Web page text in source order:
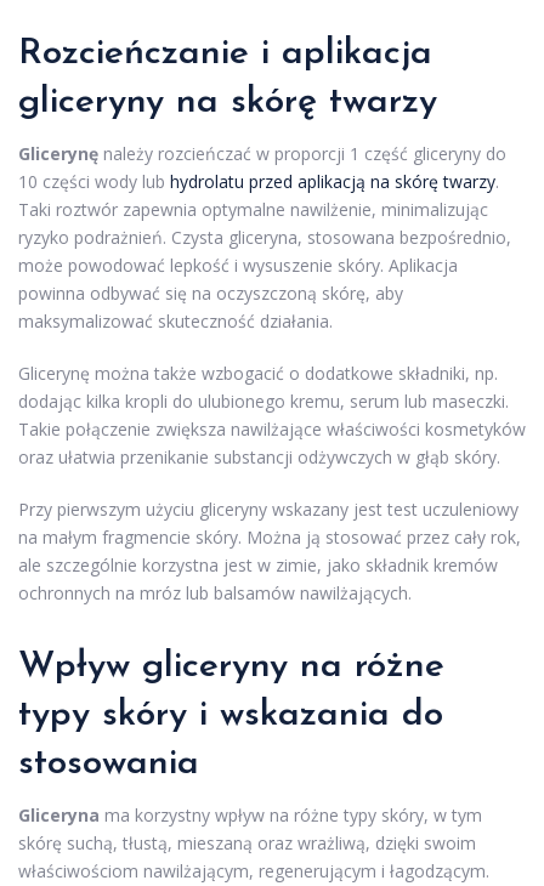
Rozcieńczanie i aplikacja
gliceryny na skórę twarzy
Glicerynę należy rozcieńczać w proporcji 1 część gliceryny do
10 części wody lub hydrolatu przed aplikacją na skórę twarzy.
Taki roztwór zapewnia optymalne nawilżenie, minimalizując
ryzyko podrażnień. Czysta gliceryna, stosowana bezpośrednio,
może powodować lepkość i wysuszenie skóry. Aplikacja
powinna odbywać się na oczyszczoną skórę, aby
maksymalizować skuteczność działania.
Glicerynę można także wzbogacić o dodatkowe składniki, np.
dodając kilka kropli do ulubionego kremu, serum lub maseczki.
Takie połączenie zwiększa nawilżające właściwości kosmetyków
oraz ułatwia przenikanie substancji odżywczych w głąb skóry.
Przy pierwszym użyciu gliceryny wskazany jest test uczuleniowy
na małym fragmencie skóry. Można ją stosować przez cały rok,
ale szczególnie korzystna jest w zimie, jako składnik kremów
ochronnych na mróz lub balsamów nawilżających.
Wpływ gliceryny na różne
typy skóry i wskazania do
stosowania
Gliceryna ma korzystny wpływ na różne typy skóry, w tym
skórę suchą, tłustą, mieszaną oraz wrażliwą, dzięki swoim
właściwościom nawilżającym, regenerującym i łagodzącym.